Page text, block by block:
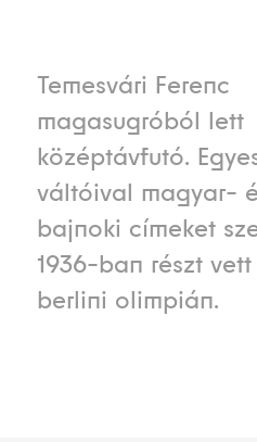
Temesvári Ferenc
magasugróból lett
középtávfutó.
váltóival magyar-
bajnoki címeket
1936-ban részt
berlini olimpián.